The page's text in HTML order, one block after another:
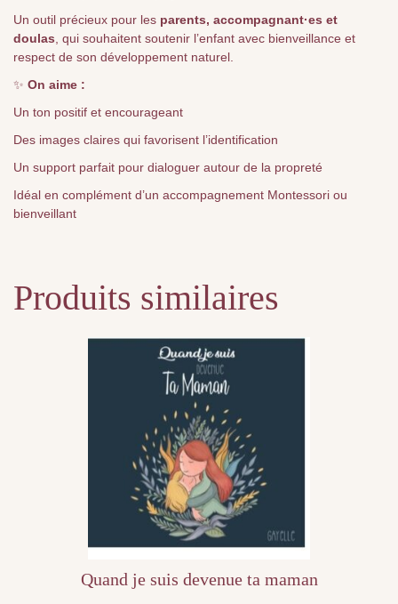
Un outil précieux pour les parents, accompagnant·es et
doulas , qui souhaitent soutenir l’enfant avec bienveillance et
respect de son développement naturel.
✨ On aime :
Un ton positif et encourageant
Des images claires qui favorisent l’identification
Un support parfait pour dialoguer autour de la propreté
Idéal en complément d’un accompagnement Montessori ou
bienveillant
Produits similaires
Quand je suis devenue ta maman